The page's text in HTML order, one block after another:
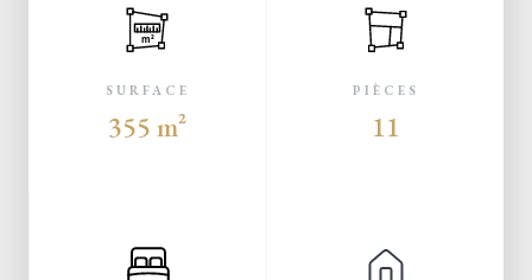
m²
SURFACE
355 m²
PIÈCES
11